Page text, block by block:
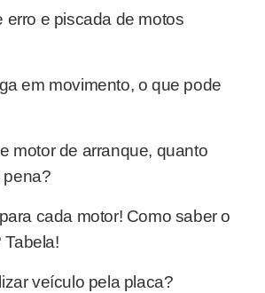
erro e piscada de motos
em movimento, o que pode
motor de arranque, quanto
pena?
cada motor! Como saber o
Tabela!
veículo pela placa?